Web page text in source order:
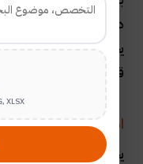
دخلت فيها أو تحديًا
يجب أن تذكر أيضًا الدور
قرارك باختيار هذه المهنة
اذكر مهارات العمل
يجب على الطالب أن
XLSX